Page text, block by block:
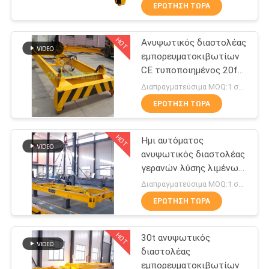
ΕΠΙΣΚΈΨΕΙΣ
ΣΤΟ
ΕΡΓΟΣΤΆΣΙΟ
ΈΛΕΓΧΟΣ
ΠΟΙΌΤΗΤΑΣ
ΕΙΔΉΣΕΙΣ
ΥΠΟΘΈΣΕΙΣ
CONTACT
Κάδος αρπαγών
Clamshell
19
Υδραυλικός κάδος
αρπαγών
30
ΕΡΏΤΗΣΗ ΤΏΡΑ
HOT
Ανυψωτικός διαστολέας
εμπορευματοκιβωτίων
CE τυποποιημένος 20ft
μηχανικός
ΕΡΏΤΗΣΗ ΤΏΡΑ
HOT
Ημι αυτόματος
ανυψωτικός διαστολέας
γερανών λύσης λιμένων
20ft
Διαπραγματεύσιμα MOQ:1 σύνολο
ΕΡΏΤΗΣΗ ΤΏΡΑ
HOT
30t ανυψωτικός
διαστολέας
εμπορευματοκιβωτίων